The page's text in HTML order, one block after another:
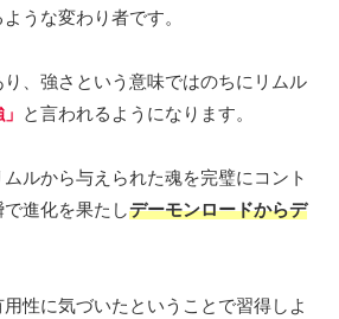
うな変わり者です。
、強さという意味ではのちにリムル
と言われるようになります。
ルから与えられた魂を完璧にコント
進化を果たしデーモンロードからデ
性に気づいたということで習得しよ